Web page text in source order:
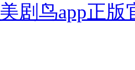
美剧鸟app正版